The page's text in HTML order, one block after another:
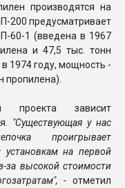
производятся на
200 предусматривает
60-1 (введена в 1967
и 47,5 тыс. тонн
1974 году, мощность -
пропилена).
зависит
"Существующая у нас
проигрывает
на первой
за высокой стоимости
- отметил